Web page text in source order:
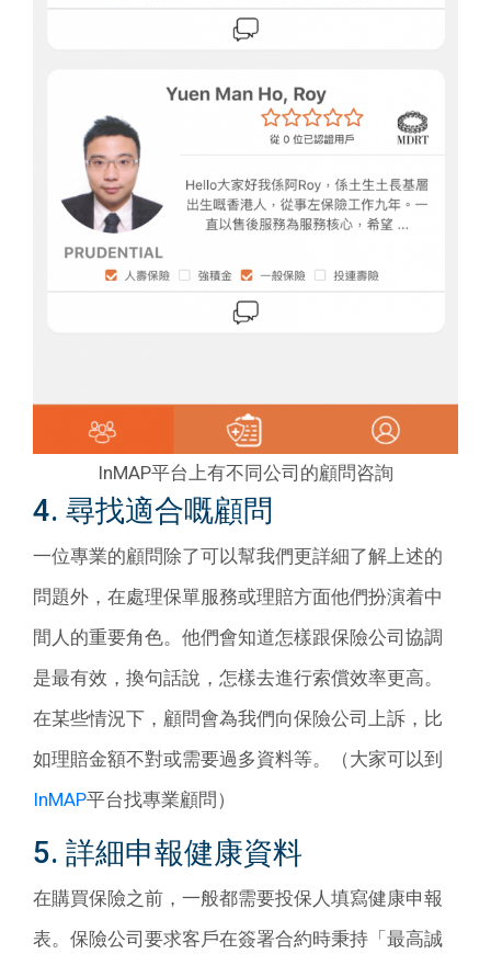
InMAP平台上有不同公司的顧問咨詢
4. 尋找適合嘅顧問
一位專業的顧問除了可以幫我們更詳細了解上述的
問題外，在處理保單服務或理賠方面他們扮演着中
間人的重要角色。他們會知道怎樣跟保險公司協調
是最有效，換句話說，怎樣去進行索償效率更高。
在某些情況下，顧問會為我們向保險公司上訴，比
如理賠金額不對或需要過多資料等。（大家可以到
InMAP平台找專業顧問）
5. 詳細申報健康資料
在購買保險之前，一般都需要投保人填寫健康申報
表。保險公司要求客戶在簽署合約時秉持「最高誠